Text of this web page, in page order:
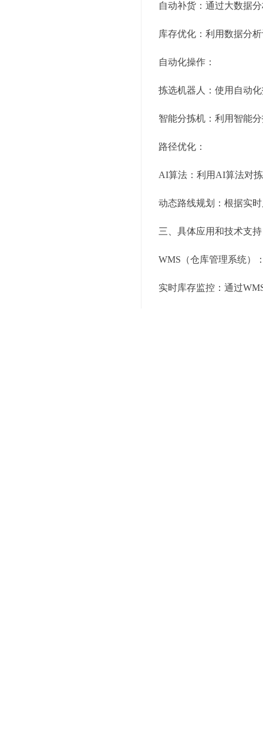
自动补货：通过大数据
库存优化：利用数据分
自动化操作：
拣选机器人：使用自动
智能分拣机：利用智能
路径优化：
AI算法：利用AI算法对
动态路线规划：根据实
三、具体应用和技术支持
WMS（仓库管理系统）
实时库存监控：通过